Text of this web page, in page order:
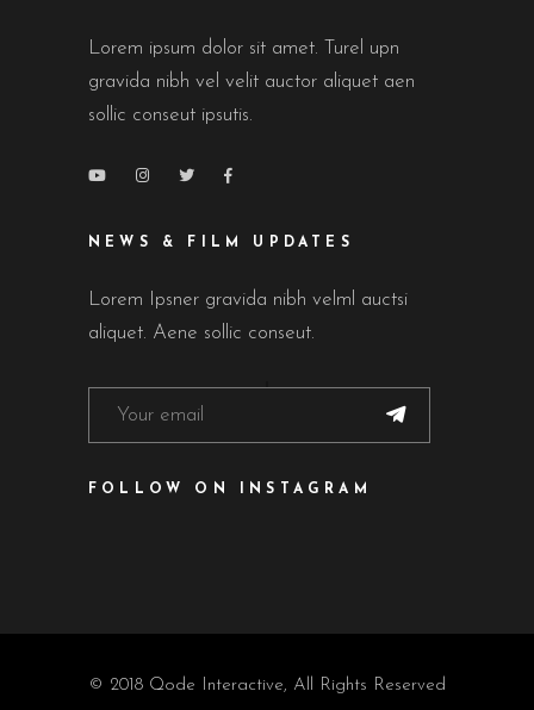
Lorem ipsum dolor sit amet. Turel upn
gravida nibh vel velit auctor aliquet aen
sollic conseut ipsutis.
NEWS & FILM UPDATES
Lorem Ipsner gravida nibh velml auctsi
aliquet. Aene sollic conseut.
FOLLOW ON INSTAGRAM
© 2018 Qode Interactive, All Rights Reserved